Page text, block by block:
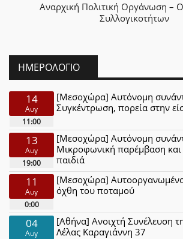
Αναρχική Πολιτική Οργάνωση –
Συλλογικοτήτων
ΗΜΕΡΟΛΌΓΙΟ
14
Αυγ
11:00
[Μεσοχώρα] Αυτόνομη
Συγκέντρωση, πορεία στην
13
Αυγ
19:00
[Μεσοχώρα] Αυτόνομη
Μικροφωνική παρέμβαση
παιδιά
11
Αυγ
0:00
[Μεσοχώρα]
όχθη του ποταμού
04
Αυγ
[Αθήνα] Ανοιχτή Συνέλευση
Λέλας Καραγιάννη 37